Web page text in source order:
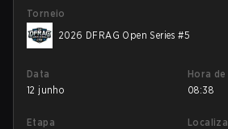
Torneio
2026 DFRAG Open Series #5
Data
12 junho
Hora
08:38
Etapa